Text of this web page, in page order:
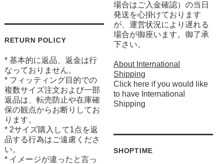
RETURN POLICY
* 基本的に返品、返金は行
なっておりません。
* フィッティング目的での
複数サイズ注文および一部
返品は、転売防止や在庫確
保の観点からお断りしてお
ります。
* 2サイズ購入して1点を返
品する行為はご遠慮くださ
い。
* イメージが違ったと言っ
場合はご入金確認）の当日
発送を心掛けております
が、運営状況により遅れる
場合が御座います。御了承
下さい。
About International
Shipping
Click here if you would like
to have International
Shipping
SHOPTIME